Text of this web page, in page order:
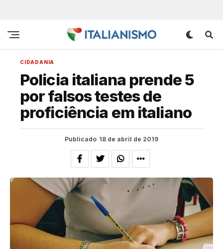
CIDADANIA
Policia italiana prende 5
por falsos testes de
proficiência em italiano
Publicado 18 de abril de 2019